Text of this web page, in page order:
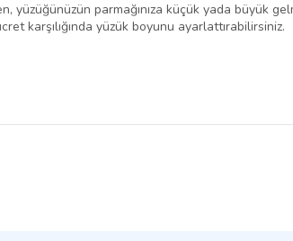
yüzüğünüzün parmağınıza küçük yada büyük
karşılığında yüzük boyunu ayarlattırabilirsiniz.